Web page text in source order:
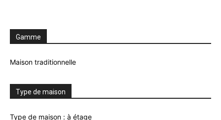
Gamme
Maison traditionnelle
Type de maison
Type de maison : à étage